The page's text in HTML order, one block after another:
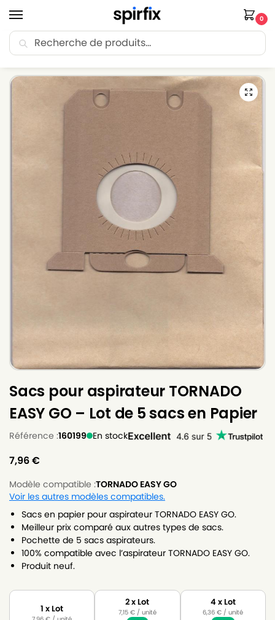
0
🚚 Livraison Point Relais offerte dès 30€ d’achat.
Sacs pour aspirateur TORNADO
EASY GO – Lot de 5 sacs en Papier
Référence :160199 En stock
7,96€
Modèle compatible :TORNADO EASY GO
Voir les autres modèles compatibles.
Sacs en papier pour aspirateur TORNADO EASY GO.
Meilleur prix comparé aux autres types de sacs.
Pochette de 5 sacs aspirateurs.
100% compatible avec l’aspirateur TORNADO EASY GO.
Produit neuf.
1 x Lot
2 x Lot
7,15 €/ unité
4 x Lot
6,36€ / unité